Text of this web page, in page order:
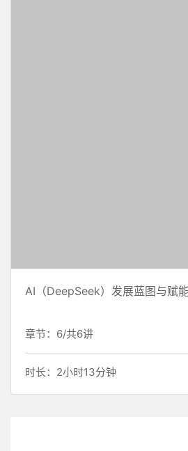
AI（DeepSeek）发展蓝图与赋
章节：6/共6讲
时长：2小时13分钟